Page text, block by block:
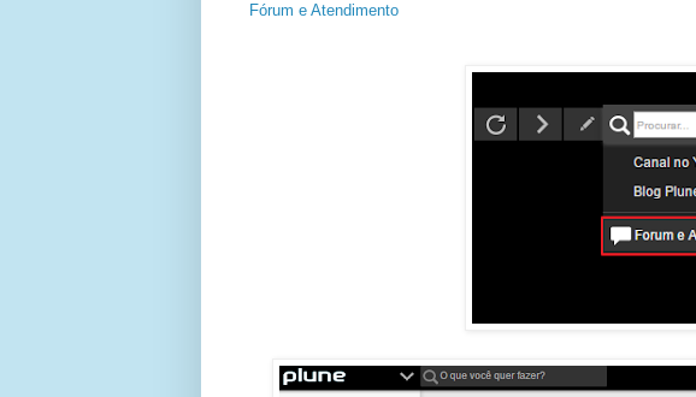
Fórum e Atendimento